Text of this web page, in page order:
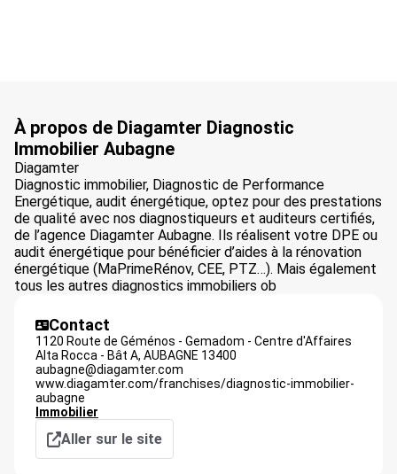
À propos de Diagamter Diagnostic
Immobilier Aubagne
Diagamter
Diagnostic immobilier, Diagnostic de Performance
Energétique, audit énergétique, optez pour des prestations
de qualité avec nos diagnostiqueurs et auditeurs certifiés,
de l’agence Diagamter Aubagne. Ils réalisent votre DPE ou
audit énergétique pour bénéficier d’aides à la rénovation
énergétique (MaPrimeRénov, CEE, PTZ…). Mais également
tous les autres diagnostics immobiliers ob
Contact
1120 Route de Géménos - Gemadom - Centre d'Affaires
Alta Rocca - Bât A, AUBAGNE 13400
aubagne@diagamter.com
www.diagamter.com/franchises/diagnostic-immobilier-
aubagne
Immobilier
Aller sur le site